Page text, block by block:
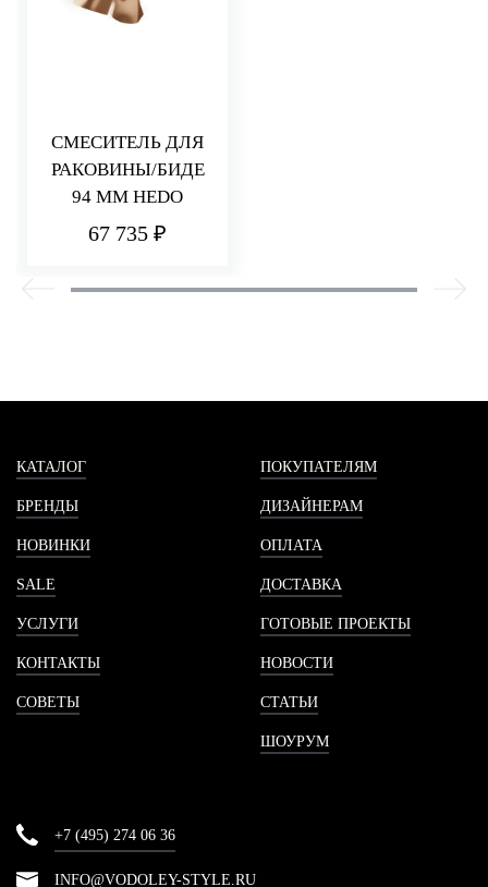
СМЕСИТЕЛЬ ДЛЯ
РАКОВИНЫ/БИДЕ
94 ММ HEDO
67 735 ₽
КАТАЛОГ
БРЕНДЫ
НОВИНКИ
SALE
УСЛУГИ
КОНТАКТЫ
СОВЕТЫ
ПОКУПАТЕЛЯМ
ДИЗАЙНЕРАМ
ОПЛАТА
ДОСТАВКА
ГОТОВЫЕ ПРОЕКТЫ
НОВОСТИ
СТАТЬИ
ШОУРУМ
+7 (495) 274 06 36
INFO@VODOLEY-STYLE.RU